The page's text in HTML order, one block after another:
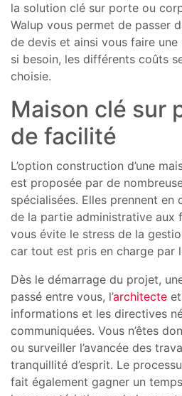
la solution clé sur porte ou
Walup vous permet de passer
de devis et ainsi vous faire
si besoin, les différents coûts
choisie.
Maison clé sur
de facilité
L’option construction d’une
est proposée par de
spécialisées. Elles prennent
de la partie administrative aux
vous évite le stress de la
car tout est pris en charge par
Dès le démarrage du projet,
passé entre vous, l’architecte
informations et les directives
communiquées. Vous n’êtes
ou surveiller l’avancée des
tranquillité d’esprit. Le
fait également gagner un